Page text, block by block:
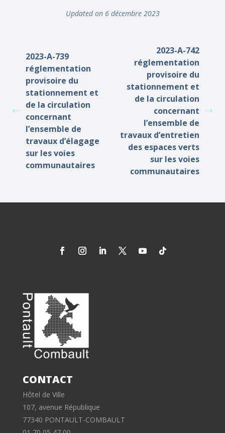
Updated on 6 décembre 2023
2023-A-739
réglementation
provisoire du
stationnement et
de la circulation
concernant
l’ensemble de
travaux d’élagage
sur les voies
communautaires
2023-A-742
réglementation
provisoire du
stationnement et
de la circulation
concernant
l’ensemble de
travaux d’entretien
des espaces verts
sur les voies
communautaires
CONTACT
Hôtel de Ville
107, avenue République
77340 PONTAULT-COMBAULT